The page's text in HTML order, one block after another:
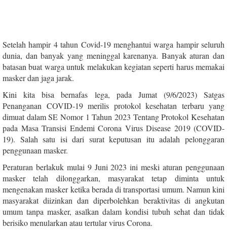
Setelah hampir 4 tahun Covid-19 menghantui warga hampir seluruh
dunia, dan banyak yang meninggal karenanya. Banyak aturan dan
batasan buat warga untuk melakukan kegiatan seperti harus memakai
masker dan jaga jarak.
Kini kita bisa bernafas lega, pada Jumat (9/6/2023) Satgas
Penanganan COVID-19 merilis protokol kesehatan terbaru yang
dimuat dalam SE Nomor 1 Tahun 2023 Tentang Protokol Kesehatan
pada Masa Transisi Endemi Corona Virus Disease 2019 (COVID-
19). Salah satu isi dari surat keputusan itu adalah pelonggaran
penggunaan masker.
Peraturan berlakuk mulai 9 Juni 2023 ini meski aturan penggunaan
masker telah dilonggarkan, masyarakat tetap diminta untuk
mengenakan masker ketika berada di transportasi umum. Namun kini
masyarakat diizinkan dan diperbolehkan beraktivitas di angkutan
umum tanpa masker, asalkan dalam kondisi tubuh sehat dan tidak
berisiko menularkan atau tertular virus Corona.